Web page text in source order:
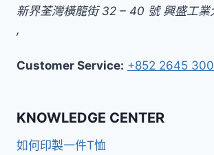
新界荃灣橫龍街 32 – 40 號 興盛工業
,
Customer Service: +852 2645
KNOWLEDGE CENTER
如何印製一件T恤